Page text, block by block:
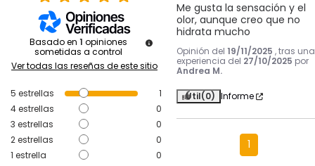
Basado en 1 opiniones
sometidas a control
Ver todas las reseñas de este sitio
5 estrellas
1
4estrellas
0
3 estrellas
0
2estrellas
0
1 estrella 0
Me gusta la sensación y el
olor, aunque creo que no
hidrata mucho
Opinión del 19/11/2025 , tras una
experiencia del 27/10/2025 por
Andrea M.
Útil(0) Informe
1